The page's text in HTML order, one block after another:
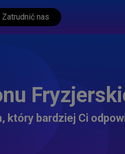
Zatrudnić nas
który bardziej Ci